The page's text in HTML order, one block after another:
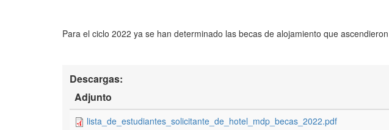
Para el ciclo 2022 ya se han determinado las becas de alojamiento que
Descargas:
Adjunto
lista_de_estudiantes_solicitante_de_hotel_mdp_becas_2022.pdf